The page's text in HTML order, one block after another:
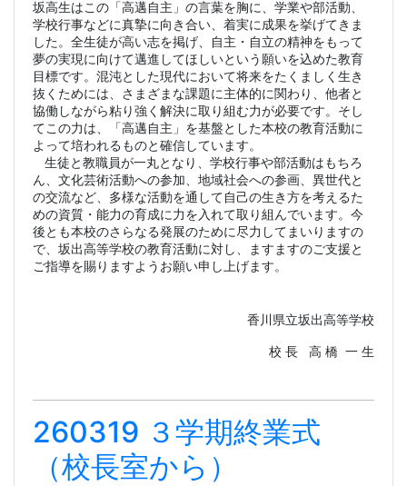
坂高生はこの「高邁自主」の言葉を胸に、学業や部活動、
学校行事などに真摯に向き合い、着実に成果を挙げてきま
した。全生徒が高い志を掲げ、自主・自立の精神をもって
夢の実現に向けて邁進してほしいという願いを込めた教育
目標です。混沌とした現代において将来をたくましく生き
抜くためには、さまざまな課題に主体的に関わり、他者と
協働しながら粘り強く解決に取り組む力が必要です。そし
てこの力は、「高邁自主」を基盤とした本校の教育活動に
よって培われるものと確信しています。
生徒と教職員が一丸となり、学校行事や部活動はもちろ
ん、文化芸術活動への参加、地域社会への参画、異世代と
の交流など、多様な活動を通して自己の生き方を考えるた
めの資質・能力の育成に力を入れて取り組んでいます。今
後とも本校のさらなる発展のために尽力してまいりますの
で、坂出高等学校の教育活動に対し、ますますのご支援と
ご指導を賜りますようお願い申し上げます。
香川県立坂出高等学校
校 長 高 橋 一 生
260319 ３学期終業式
（校長室から）